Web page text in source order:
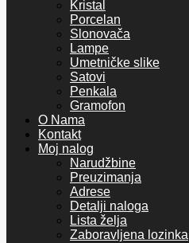
Kristal
Porcelan
Slonovača
Lampe
Umetničke slike
Satovi
Penkala
Gramofon
O Nama
Kontakt
Moj nalog
Narudžbine
Preuzimanja
Adrese
Detalji naloga
Lista želja
Zaboravljena lozinka